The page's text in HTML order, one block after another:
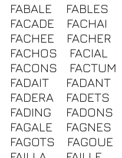
FABALE FABLES
FACADE
FACHAI
FACHEE
FACHER
FACHOS
FACIAL
FACONS
FACTUM
FADAIT
FADANT
FADERA
FADETS
FADING
FADONS
FAGALE
FAGNES
FAGOTS
FAGOUE